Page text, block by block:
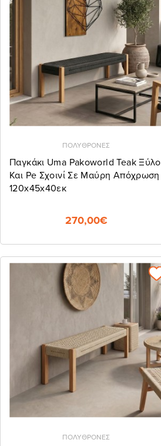
ΠΟΛΥΘΡΟΝΕΣ
Παγκάκι Uma Pakoworld Teak Ξύλο
Και Pe Σχοινί Σε Μαύρη Απόχρωση
120x45x40εκ
270,00€
ΠΟΛΥΘΡΟΝΕΣ